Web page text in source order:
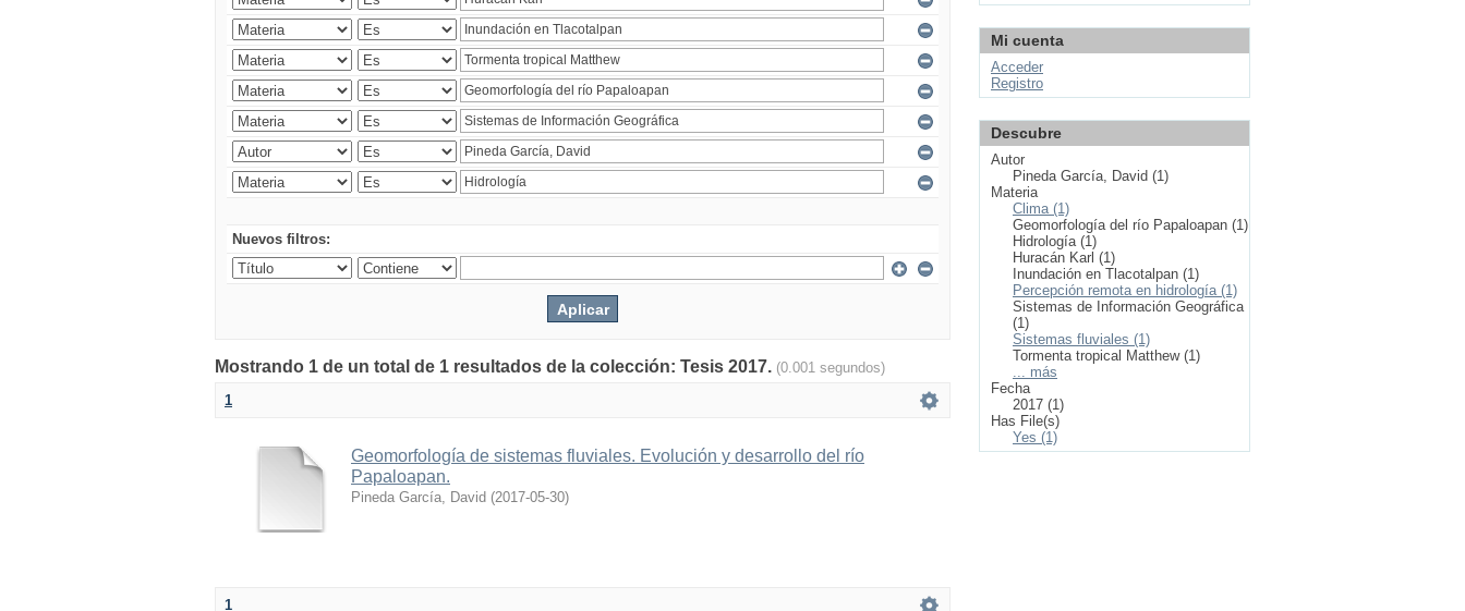
Nuevos filtros:
Mostrando 1 de un total de 1 resultados de la colección: Tesis 2017. (0.001 segundos)
1
Geomorfología de sistemas fluviales. Evolución y desarrollo del río
Papaloapan.
Pineda García, David (2017-05-30)
1
Mi cuenta
Acceder
Registro
Descubre
Autor
Pineda García, David (1)
Materia
Clima (1)
Geomorfología del río Papaloapan (1)
Hidrología (1)
Huracán Karl (1)
Inundación en Tlacotalpan (1)
Percepción remota en hidrología (1)
Sistemas de Información Geográfica
(1)
Sistemas fluviales (1)
Tormenta tropical Matthew (1)
... más
Fecha
2017 (1)
Has File(s)
Yes (1)